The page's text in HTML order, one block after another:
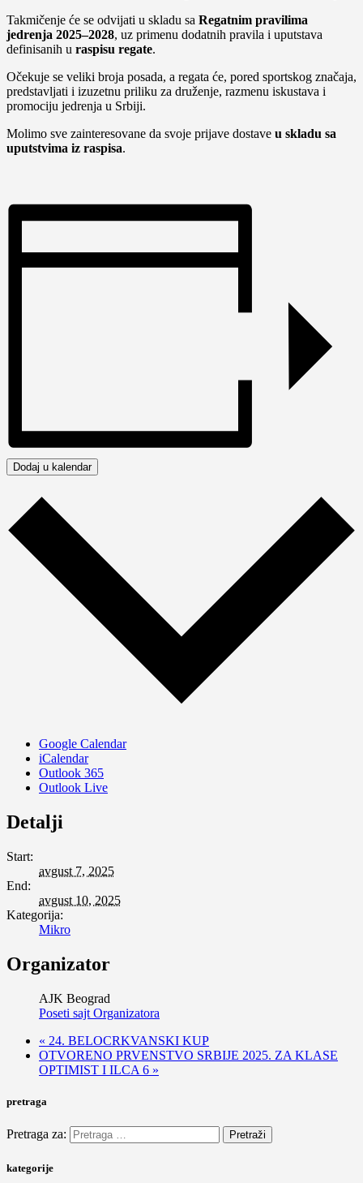
Takmičenje će se odvijati u skladu sa Regatnim pravilima
jedrenja 2025–2028, uz primenu dodatnih pravila i uputstava
definisanih u raspisu regate.
Očekuje se veliki broja posada, a regata će, pored sportskog značaja,
predstavljati i izuzetnu priliku za druženje, razmenu iskustava i
promociju jedrenja u Srbiji.
Molimo sve zainteresovane da svoje prijave dostave u skladu sa
uputstvima iz raspisa.
Dodaj u kalendar
Google Calendar
iCalendar
Outlook 365
Outlook Live
Detalji
Start:
avgust 7, 2025
End:
avgust 10, 2025
Kategorija:
Mikro
Organizator
AJK Beograd
Poseti sajt Organizatora
« 24. BELOCRKVANSKI KUP
OTVORENO PRVENSTVO SRBIJE 2025. ZA KLASE
OPTIMIST I ILCA 6 »
pretraga
Pretraga za:
kategorije